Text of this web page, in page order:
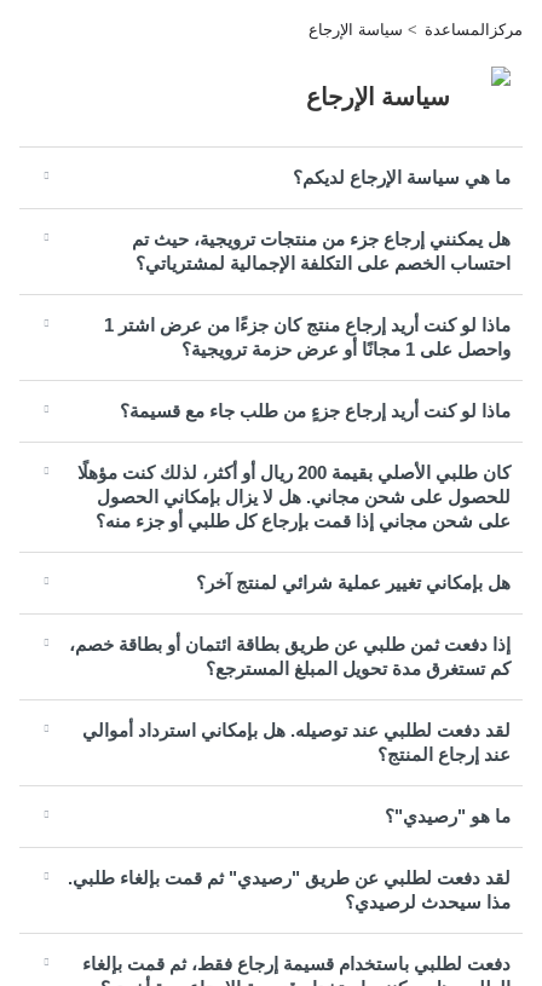
مركزالمساعدة سياسة الإرجاع
سياسة الإرجاع
ما هي سياسة الإرجاع لديكم؟
هل يمكنني إرجاع جزء من منتجات ترويجية، حيث تم
احتساب الخصم على التكلفة الإجمالية لمشترياتي؟
ماذا لو كنت أريد إرجاع منتج كان جزءًا من عرض اشتر 1
واحصل على 1 مجانًا أو عرض حزمة ترويجية؟
ماذا لو كنت أريد إرجاع جزءٍ من طلب جاء مع قسيمة؟
كان طلبي الأصلي بقيمة 200 ريال أو أكثر، لذلك كنت مؤهلًا
للحصول على شحن مجاني. هل لا يزال بإمكاني الحصول
على شحن مجاني إذا قمت بإرجاع كل طلبي أو جزء منه؟
هل بإمكاني تغيير عملية شرائي لمنتج آخر؟
إذا دفعت ثمن طلبي عن طريق بطاقة ائتمان أو بطاقة خصم،
كم تستغرق مدة تحويل المبلغ المسترجع؟
لقد دفعت لطلبي عند توصيله. هل بإمكاني استرداد أموالي
عند إرجاع المنتج؟
ما هو "رصيدي"؟
لقد دفعت لطلبي عن طريق "رصيدي" ثم قمت بإلغاء طلبي.
مذا سيحدث لرصيدي؟
دفعت لطلبي باستخدام قسيمة إرجاع فقط، ثم قمت بإلغاء